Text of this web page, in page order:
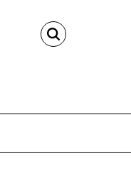
CERCA